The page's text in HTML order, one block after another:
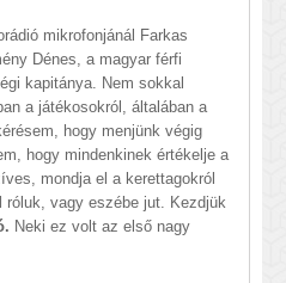
mikrofonjánál Farkas
Dénes, a magyar férfi
kapitánya. Nem sokkal
a játékosokról, általában a
hogy menjünk végig
hogy mindenkinek értékelje a
mondja el a kerettagokról
róluk, vagy eszébe jut. Kezdjük
Neki ez volt az első nagy